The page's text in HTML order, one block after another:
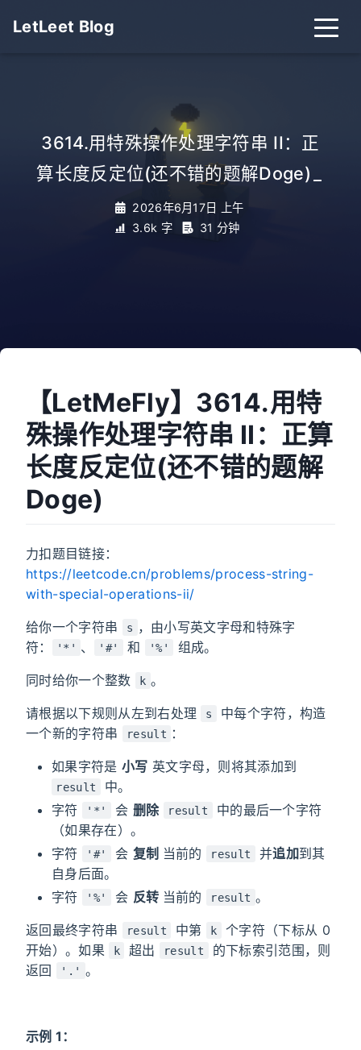
LetLeet Blog
3614.用特殊操作处理字符串 II：正
算长度反定位(还不错的题解Doge)
2026年6月17日 上午
3.6k 字
31 分钟
【LetMeFly】3614.用特
殊操作处理字符串 II：正算
长度反定位(还不错的题解
Doge)
力扣题目链接：
https://leetcode.cn/problems/process-string-
with-special-operations-ii/
给你一个字符串 s ，由小写英文字母和特殊字
符：
'*' 、 '#' 和 '%' 组成。
同时给你一个整数 k 。
请根据以下规则从左到右处理 s
中每个字符，构造
一个新的字符串
result ：
如果字符是 小写 英文字母，则将其添加到
result
中。
字符
'*' 会 删除 result
中的最后一个字符
（如果存在）。
字符
'#' 会 复制 当前的 result 并追加到其
自身后面。
字符
'%' 会 反转 当前的 result 。
返回最终字符串 result 中第 k
个字符（下标从 0
开始）。如果
k 超出 result
的下标索引范围，则
返回
'.' 。
示例 1：